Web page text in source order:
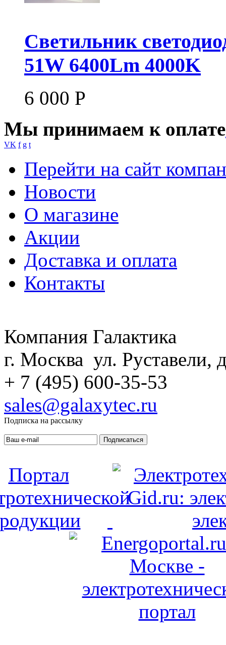
Светильник
51W 6400Lm 4000K
6 000 Р
Мы принимаем к оплате
VK f g t
Перейти на сайт
Новости
О магазине
Акции
Доставка и оплата
Контакты
Компания Галактика
г. Москва ул. Руставели,
+ 7 (495) 600-35-53
sales@galaxytec.ru
Подписка на рассылку
Подписаться